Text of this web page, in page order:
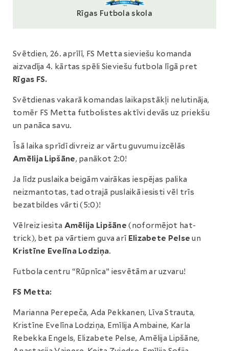
Rīgas Futbola skola
Svētdien, 26. aprīlī, FS Metta sieviešu komanda
aizvadīja 4. kārtas spēli Sieviešu futbola līgā pret
Rīgas FS.
Svētdienas vakarā komandas laikapstākļi nelutināja,
tomēr FS Metta futbolistes aktīvi devās uz priekšu
un panāca savu.
Īsā laika sprīdī divreiz ar vārtu guvumu izcēlās
Amēlija Lipšāne, panākot 2:0!
Ja līdz puslaika beigām vairākas iespējas palika
neizmantotas, tad otrajā puslaikā iesisti vēl trīs
bezatbildes vārti (5:0)!
Vēlreiz iesita Amēlija Lipšāne (noformējot hat-
trick), bet pa vārtiem guva arī Elizabete Pelse un
Kristīne Evelīna Lodziņa.
Futbola centru “Rūpnīca” iesvētām ar uzvaru!
FS Metta:
Marianna Perepeča, Ada Pekkanen, Līva Strauta,
Kristīne Evelīna Lodziņa, Emīlija Ambaine, Karla
Rebekka Engels, Elizabete Pelse, Amēlija Lipšāne,